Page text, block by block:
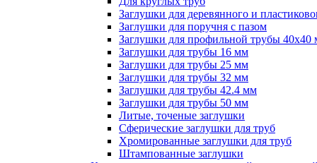
Заглушки для деревянного и
Заглушки для поручня с пазом
Заглушки для профильной трубы 40х40
Заглушки для трубы 16 мм
Заглушки для трубы 25 мм
Заглушки для трубы 32 мм
Заглушки для трубы 42.4 мм
Заглушки для трубы 50 мм
Литые, точеные заглушки
Сферические заглушки для труб
Хромированные заглушки для труб
Штампованные заглушки